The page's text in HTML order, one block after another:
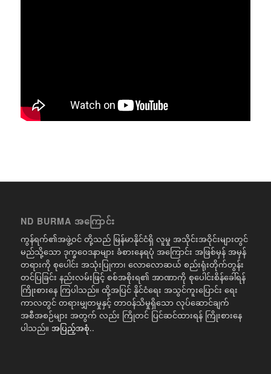
ND BURMA အကြောင်း
ကွန်ရက်၏အဖွဲ့ဝင် တို့သည် မြန်မာနိုင်ငံရှိ လူမှု အသိုင်းအဝိုင်းများတွင်
မည်သို့သော ဒုက္ခဝေဒနာများ ခံစားနေရပုံ အကြောင်း အဖြစ်မှန် အမှန်
တရားကို စုပေါင်း အသုံးပြုကာ၊ လောလောဆယ် စည်းရုံးတိုက်တွန်း
တင်ပြခြင်း နည်းလမ်းဖြင့် စစ်အစိုးရ၏ အာဏာကို စုပေါင်းစိန်ခေါ်ရန်
ကြိုးစားနေ ကြပါသည်။ ထို့အပြင် နိုင်ငံရေး အသွင်ကူးပြောင်း ရေး
ကာလတွင် တရားမျှတမှုနှင့် တာဝန်သိမှုရှိသော လုပ်ဆောင်ချက်
အစီအစဉ်များ အတွက် လည်း ကြိုတင် ပြင်ဆင်ထားရန် ကြိုးစားနေ
ပါသည်။ အပြည့်အစုံ..